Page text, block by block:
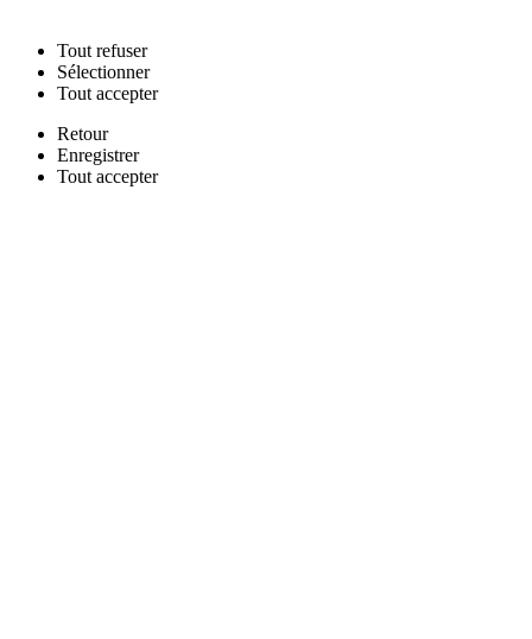
Tout refuser
Sélectionner
Tout accepter
Retour
Enregistrer
Tout accepter